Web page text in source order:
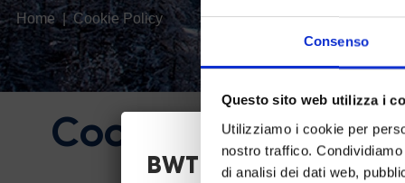
Consenso
Questo sito web utilizza i
Utilizziamo i cookie per
nostro traffico.
di analisi dei dati web,
Home Cookie Policy
Cookie Policy
BWT Sgambeda